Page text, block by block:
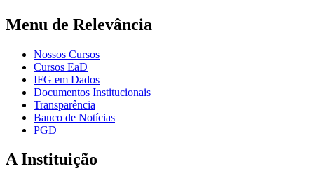
Menu de Relevância
Nossos Cursos
Cursos EaD
IFG em Dados
Documentos Institucionais
Transparência
Banco de Notícias
PGD
A Instituição